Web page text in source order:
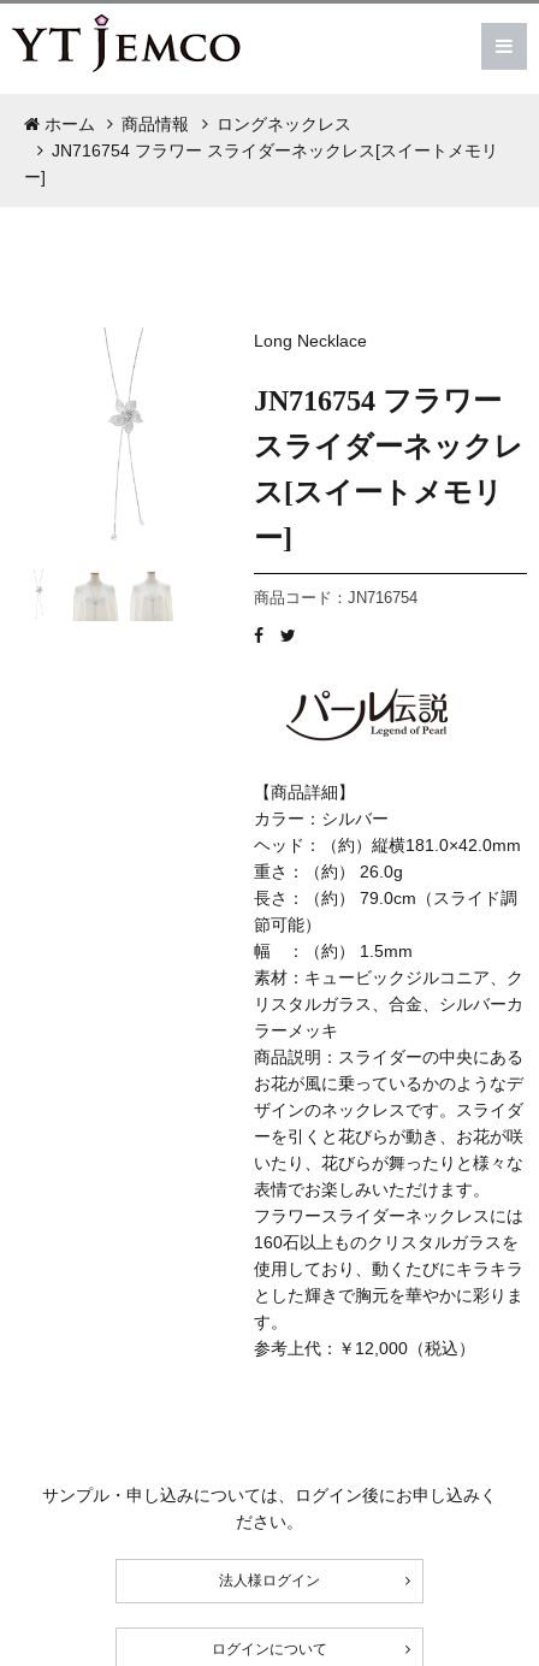
ホーム 商品情報
ロングネックレス
JN716754 フラワー スライダーネックレス[スイートメモリ
ー]
Long Necklace
JN716754 フラワー
スライダーネックレ
ス[スイートメモリ
ー]
商品コード：JN716754
【商品詳細】
カラー：シルバー
ヘッド：（約）縦横181.0×42.0mm
重さ：（約） 26.0g
長さ：（約） 79.0cm（スライド調
節可能）
幅 ：（約） 1.5mm
素材：キュービックジルコニア、ク
リスタルガラス、合金、シルバーカ
ラーメッキ
商品説明：スライダーの中央にある
お花が風に乗っているかのようなデ
ザインのネックレスです。スライダ
ーを引くと花びらが動き、お花が咲
いたり、花びらが舞ったりと様々な
表情でお楽しみいただけます。
フラワースライダーネックレスには
160石以上ものクリスタルガラスを
使用しており、動くたびにキラキラ
とした輝きで胸元を華やかに彩りま
す。
参考上代：￥12,000（税込）
サンプル・申し込みについては、ログイン後にお申し込みく
ださい。
法人様ログイン
ログインについて